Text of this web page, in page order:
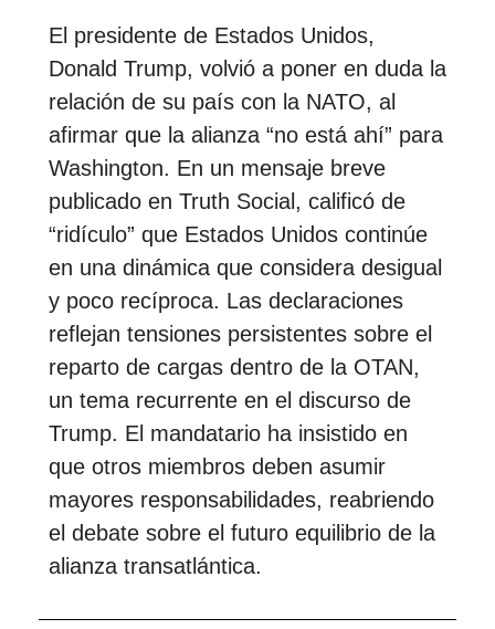
El presidente de Estados Unidos,
Donald Trump, volvió a poner en duda la
relación de su país con la NATO, al
afirmar que la alianza “no está ahí” para
Washington. En un mensaje breve
publicado en Truth Social, calificó de
“ridículo” que Estados Unidos continúe
en una dinámica que considera desigual
y poco recíproca. Las declaraciones
reflejan tensiones persistentes sobre el
reparto de cargas dentro de la OTAN,
un tema recurrente en el discurso de
Trump. El mandatario ha insistido en
que otros miembros deben asumir
mayores responsabilidades, reabriendo
el debate sobre el futuro equilibrio de la
alianza transatlántica.